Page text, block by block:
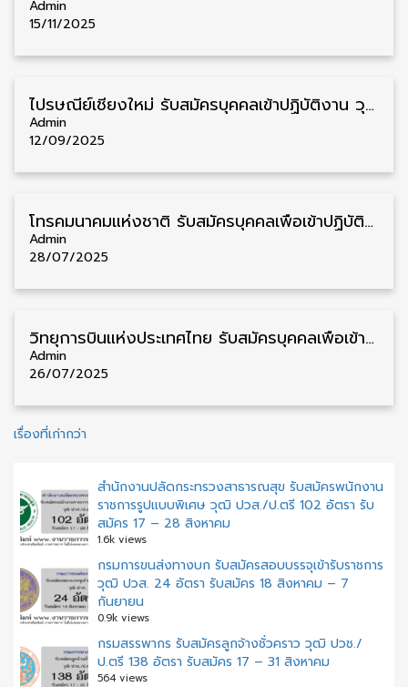
Admin
15/11/2025
ไปรษณีย์เชียงใหม่ รับสมัครบุคคลเข้าปฏิบัติงาน วุฒิ ม.3 ชาย/หญิง หลายอัตรา รับสมัครด้วยตนเอง
Admin
12/09/2025
โทรคมนาคมแห่งชาติ รับสมัครบุคคลเพื่อเข้าปฏิบัติงาน วุฒิ ป.ตรี 82 อัตรา รับสมัคร 25 กรกฎาคม – 15 สิงหาคม
Admin
28/07/2025
วิทยุการบินแห่งประเทศไทย รับสมัครบุคคลเพื่อเข้าปฏิบัติงาน วุฒิ ป.ตรี 180 อัตรา รับสมัคร 25 กรกฎาคม – 22 สิงหาคม
Admin
26/07/2025
แนะแนว
เรื่องที่เก่ากว่า
สำนักงานปลัดกระทรวงสาธารณสุข รับสมัครพนักงาน
ราชการรูปแบบพิเศษ วุฒิ ปวส./ป.ตรี 102 อัตรา รับ
สมัคร 17 – 28 สิงหาคม
1.6k views
กรมการขนส่งทางบก รับสมัครสอบบรรจุเข้ารับราชการ
วุฒิ ปวส. 24 อัตรา รับสมัคร 18 สิงหาคม – 7
กันยายน
0.9k views
กรมสรรพากร รับสมัครลูกจ้างชั่วคราว วุฒิ ปวช./
ป.ตรี 138 อัตรา รับสมัคร 17 – 31 สิงหาคม
564 views